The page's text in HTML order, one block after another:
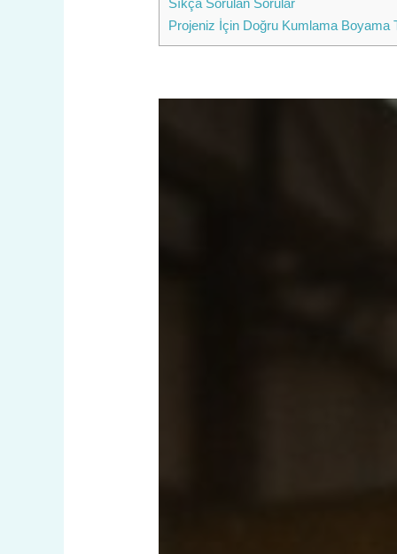
Sıkça Sorulan Sorular
Projeniz İçin Doğru Kumlama Boyama